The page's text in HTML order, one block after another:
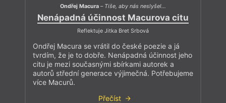
Ondřej Macura – Tiše, aby nás neslyšel…
Nenápadná účinnost Macurova citu
Reflektuje Jitka Bret Srbová
Ondřej Macura se vrátil do české poezie a já
tvrdím, že je to dobře. Nenápadná účinnost jeho
citu je mezi současnými sbírkami autorek a
autorů střední generace výjimečná. Potřebujeme
více Macurů.
Přečíst